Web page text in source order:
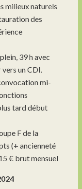
milieux naturels
des
39 h avec
vers un CDI.
mi-
tard début
F de la
(+ ancienneté
€ brut mensuel